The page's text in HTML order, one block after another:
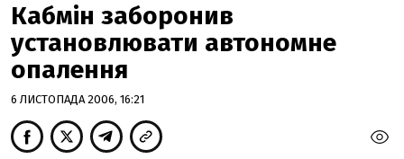
Кабмін заборонив
установлювати автономне
опалення
6 ЛИСТОПАДА 2006, 16:21